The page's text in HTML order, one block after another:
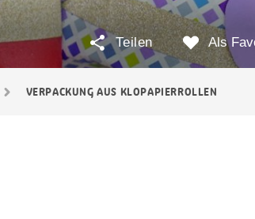
VERPACKUNG AUS KLOPAPIERROLLEN
Als
Teilen